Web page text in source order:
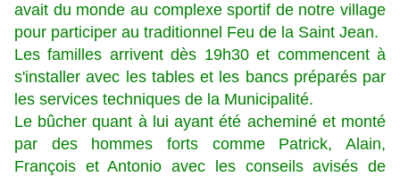
avait du monde au complexe sportif de notre village
pour participer au traditionnel Feu de la Saint Jean.
Les familles arrivent dès 19h30 et commencent à
s'installer avec les tables et les bancs préparés par
les services techniques de la Municipalité.
Le bûcher quant à lui ayant été acheminé et monté
par des hommes forts comme Patrick, Alain,
François et Antonio avec les conseils avisés de